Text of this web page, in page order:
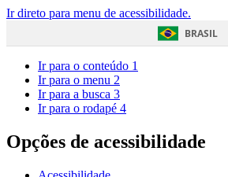
Ir direto para menu de acessibilidade.
BRASIL
Ir para o conteúdo 1
Ir para o menu 2
Ir para a busca 3
Ir para o rodapé 4
Opções de acessibilidade